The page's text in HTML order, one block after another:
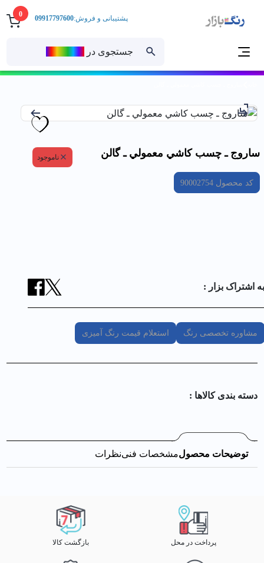
0
جستجوی در
پشتیبانی و فروش:09917797600
ساروج ـ چسب كاشي معمولي ـ گالن ناموجود
کد محصول90002754
به اشتراک بزار :
مشاوره تخصصی رنگ استعلام قیمت رنگ آمیزی
دسته بندی کالا‌ها :
توضیحات محصولمشخصات فنینظرات
پرداخت در محل بازگشت کالا